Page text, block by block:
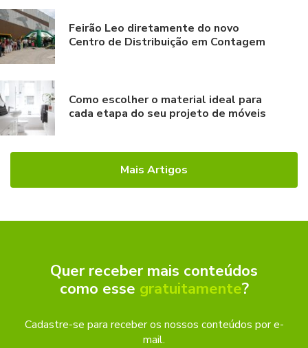
Feirão Leo diretamente do novo
Centro de Distribuição em Contagem
Como escolher o material ideal para
cada etapa do seu projeto de móveis
Mais Artigos
Quer receber mais conteúdos
como esse gratuitamente?
Cadastre-se para receber os nossos conteúdos por e-
mail.